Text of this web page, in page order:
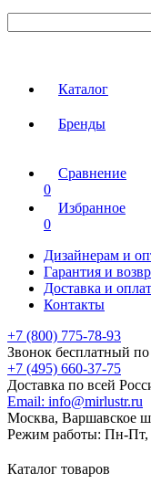
Каталог
Бренды
Сравнение
0
Избранное
0
Дизайнерам и
Гарантия и
Доставка и
Контакты
+7 (800) 775-78-93
Звонок бесплатный
+7 (495) 660-37-75
Доставка по всей
Email: info@mirlustr.ru
Москва, Варшавское
Режим работы: Пн-Пт,
Каталог товаров